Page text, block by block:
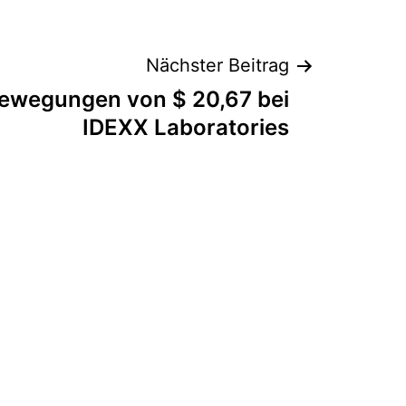
Nächster Beitrag
von $ 20,67 bei
IDEXX Laboratories